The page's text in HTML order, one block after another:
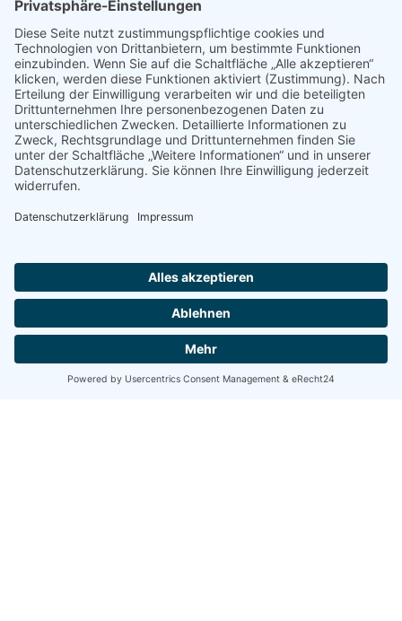
© 2022 - 2026 Dr. Christina Baum. Alle Rechte vorbehalten.